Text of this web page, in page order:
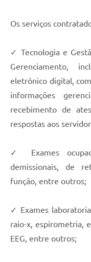
Os serviços
✓ Tecnologia e
Gerenciamento,
eletrônico digital,
informações
recebimento de
respostas aos
✓ Exames
demissionais, de
função, entre outros;
✓ Exames
raio-x, espirometria,
EEG, entre outros;